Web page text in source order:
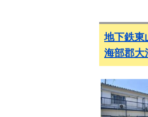
地下鉄
海部郡大